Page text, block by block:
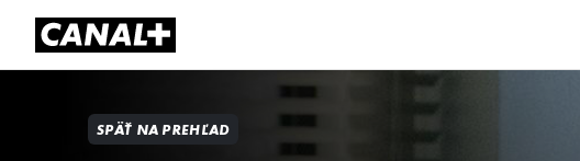
SPÄŤ NA PREHĽAD